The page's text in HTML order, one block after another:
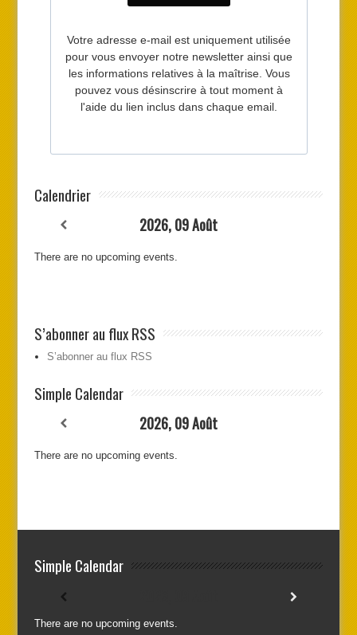
Calendrier
2026, 09 Août
There are no upcoming events.
S’abonner au flux RSS
S’abonner au flux RSS
Simple Calendar
2026, 09 Août
There are no upcoming events.
Simple Calendar
There are no upcoming events.